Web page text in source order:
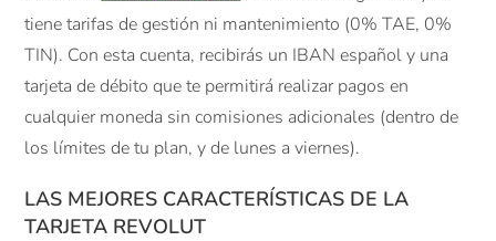
tiene tarifas de gestión ni mantenimiento (0% TAE, 0%
TIN). Con esta cuenta, recibirás un IBAN español y una
tarjeta de débito que te permitirá realizar pagos en
cualquier moneda sin comisiones adicionales (dentro de
los límites de tu plan, y de lunes a viernes).
LAS MEJORES CARACTERÍSTICAS DE LA
TARJETA REVOLUT